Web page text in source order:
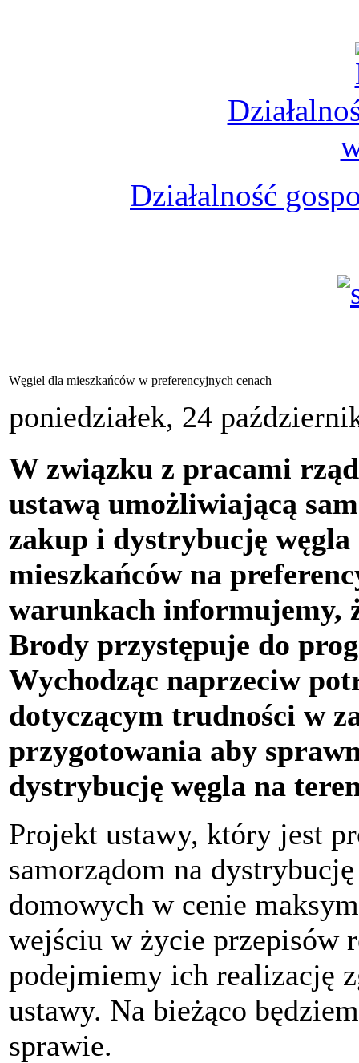
Działalność
Węgiel dla mieszkańców w preferencyjnych cenach
poniedziałek, 24
W związku z pracami
ustawą umożliwiającą
zakup i dystrybucję węgla
mieszkańców na
warunkach informujemy,
Brody przystępuje do
Wychodząc naprzeciw
dotyczącym trudności w
przygotowania aby
dystrybucję węgla na
Projekt ustawy, który jest
samorządom na
domowych w cenie
wejściu w życie przepisów
podejmiemy ich realizację
ustawy. Na bieżąco
sprawie.